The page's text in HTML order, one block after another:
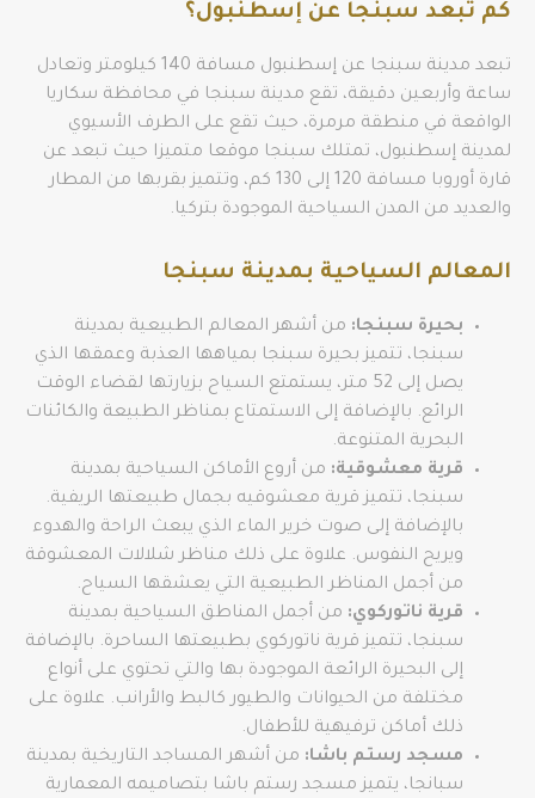
كم تبعد سبنجا عن إسطنبول؟
تبعد مدينة سبنجا عن إسطنبول مسافة 140 كيلومتر وتعادل
ساعة وأربعين دقيقة، تقع مدينة سبنجا في محافظة سكاريا
الواقعة في منطقة مرمرة، حيث تقع على الطرف الأسيوي
لمدينة إسطنبول، تمتلك سبنجا موقعا متميزا حيث تبعد عن
قارة أوروبا مسافة 120 إلى 130 كم، وتتميز بقربها من المطار
والعديد من المدن السياحية الموجودة بتركيا.
المعالم السياحية بمدينة سبنجا
بحيرة سبنجا: من أشهر المعالم الطبيعية بمدينة
سبنجا، تتميز بحيرة سبنجا بمياهها العذبة وعمقها الذي
يصل إلى 52 متر، يستمتع السياح بزيارتها لقضاء الوقت
الرائع. بالإضافة إلى الاستمتاع بمناظر الطبيعة والكائنات
البحرية المتنوعة.
قرية معشوقية: من أروع الأماكن السياحية بمدينة
سبنجا، تتميز قرية معشوقيه بجمال طبيعتها الريفية.
بالإضافة إلى صوت خرير الماء الذي يبعث الراحة والهدوء
ويريح النفوس. علاوة على ذلك مناظر شلالات المعشوقة
من أجمل المناظر الطبيعية التي يعشقها السياح.
قرية ناتوركوي: من أجمل المناطق السياحية بمدينة
سبنجا، تتميز قرية ناتوركوي بطبيعتها الساحرة. بالإضافة
إلى البحيرة الرائعة الموجودة بها والتي تحتوي على أنواع
مختلفة من الحيوانات والطيور كالبط والأرانب. علاوة على
ذلك أماكن ترفيهية للأطفال.
مسجد رستم باشا: من أشهر المساجد التاريخية بمدينة
سبانجا، يتميز مسجد رستم باشا بتصاميمه المعمارية